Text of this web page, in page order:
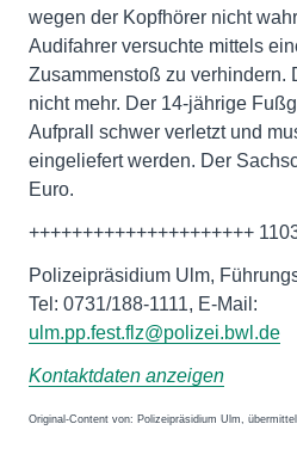
wegen der Kopfhörer nicht
Audifahrer versuchte mittels
Zusammenstoß zu verhindern.
nicht mehr. Der 14-jährige
Aufprall schwer verletzt und
eingeliefert werden. Der
Euro.
+++++++++++++++++++++
Polizeipräsidium Ulm,
Tel: 0731/188-1111, E-Mail:
ulm.pp.fest.flz@polizei.bwl.de
Kontaktdaten anzeigen
Original-Content von: Polizeipräsidium Ulm,